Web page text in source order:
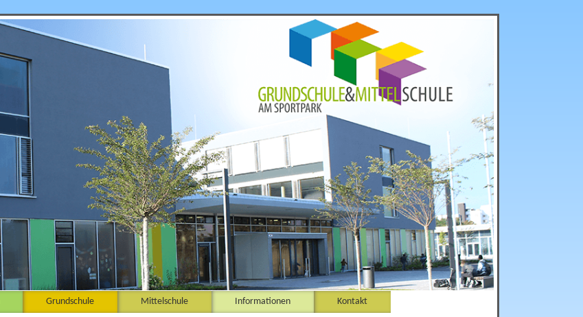
Grundschule Mittelschule Informationen Kontakt